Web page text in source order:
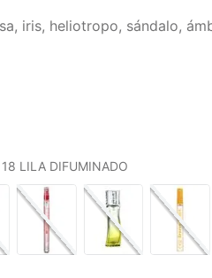
iris, heliotropo, sándalo,
LILA DIFUMINADO